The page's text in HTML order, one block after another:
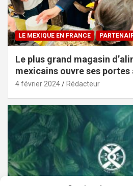
LE MEXIQUE EN FRANCE
Le plus grand magasin
mexicains ouvre ses portes
4 février 2024 Rédacteur